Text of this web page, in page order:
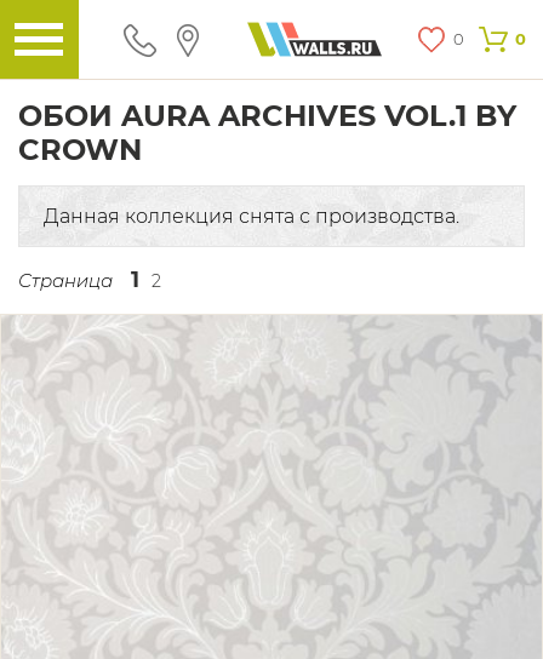
0 0
ОБОИ AURA ARCHIVES VOL.1 BY
CROWN
Данная коллекция снята с производства.
Страница 1 2